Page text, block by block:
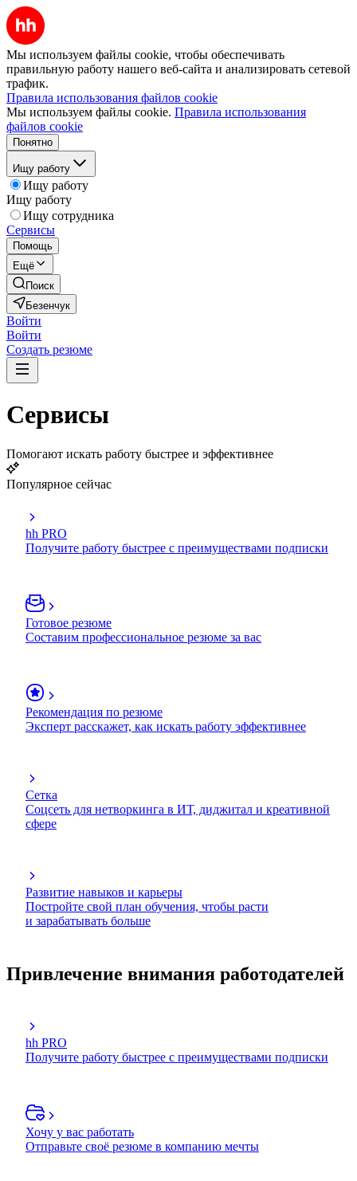
Мы используем файлы cookie, чтобы обеспечивать
правильную работу нашего веб-сайта и анализировать сетевой
трафик.
Правила использования файлов cookie
Мы используем файлы cookie. Правила использования
файлов cookie
Понятно
Ищу работу
Ищу работу
Ищу работу
Ищу сотрудника
Сервисы
Помощь
Ещё
Поиск
Безенчук
Войти
Войти
Создать резюме
Сервисы
Помогают искать работу быстрее и эффективнее
Популярное сейчас
hh PRO
Получите работу быстрее с преимуществами подписки
Готовое резюме
Составим профессиональное резюме за вас
Рекомендация по резюме
Эксперт расскажет, как искать работу эффективнее
Сетка
Соцсеть для нетворкинга в ИТ, диджитал и креативной
сфере
Развитие навыков и карьеры
Постройте свой план обучения, чтобы расти
и зарабатывать больше
Привлечение внимания работодателей
hh PRO
Получите работу быстрее с преимуществами подписки
Хочу у вас работать
Отправьте своё резюме в компанию мечты